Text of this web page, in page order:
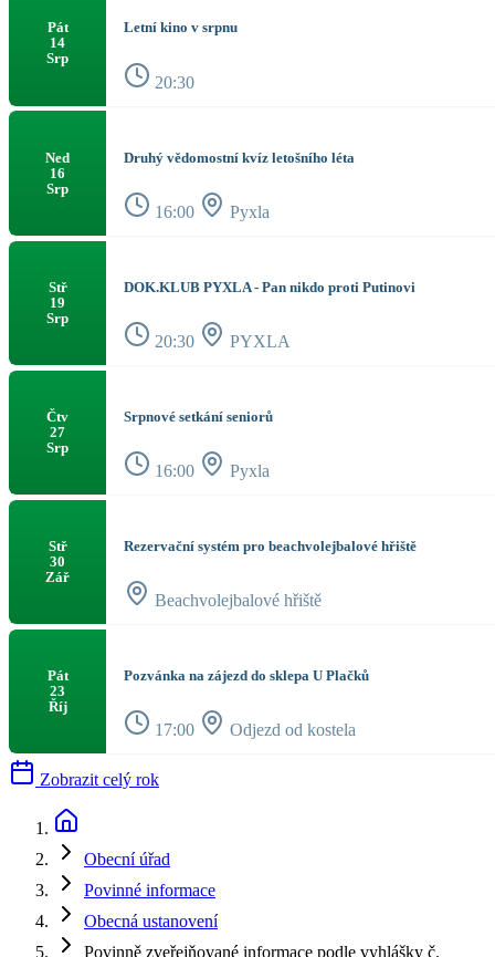
Pát
14
Srp
Letní kino v srpnu
20:30
Ned
16
Srp
Druhý vědomostní kvíz letošního léta
16:00 Pyxla
Stř
19
Srp
DOK.KLUB PYXLA - Pan nikdo proti Putinovi
20:30 PYXLA
Čtv
27
Srp
Srpnové setkání seniorů
16:00 Pyxla
Stř
30
Zář
Rezervační systém pro beachvolejbalové hřiště
Beachvolejbalové hřiště
Pát
23
Říj
Pozvánka na zájezd do sklepa U Plačků
17:00 Odjezd od kostela
Zobrazit celý rok
Obecní úřad
Povinné informace
Obecná ustanovení
Povinně zveřejňované informace podle vyhlášky č.